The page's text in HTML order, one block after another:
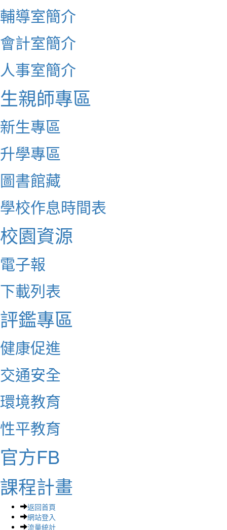
輔導室簡介
會計室簡介
人事室簡介
生親師專區
新生專區
升學專區
圖書館藏
學校作息時間表
校園資源
電子報
下載列表
評鑑專區
健康促進
交通安全
環境教育
性平教育
官方FB
課程計畫
返回首頁
網站登入
流量統計